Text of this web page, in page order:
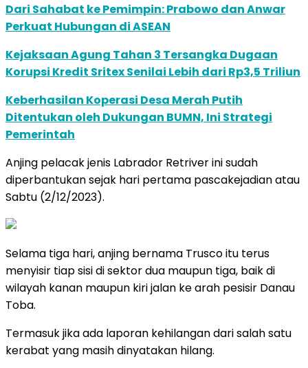
Dari Sahabat ke Pemimpin: Prabowo dan Anwar
Perkuat Hubungan di ASEAN
Kejaksaan Agung Tahan 3 Tersangka Dugaan
Korupsi Kredit Sritex Senilai Lebih dari Rp3,5 Triliun
Keberhasilan Koperasi Desa Merah Putih
Ditentukan oleh Dukungan BUMN, Ini Strategi
Pemerintah
Anjing pelacak jenis Labrador Retriver ini sudah
diperbantukan sejak hari pertama pascakejadian atau
Sabtu (2/12/2023).
Selama tiga hari, anjing bernama Trusco itu terus
menyisir tiap sisi di sektor dua maupun tiga, baik di
wilayah kanan maupun kiri jalan ke arah pesisir Danau
Toba.
Termasuk jika ada laporan kehilangan dari salah satu
kerabat yang masih dinyatakan hilang.